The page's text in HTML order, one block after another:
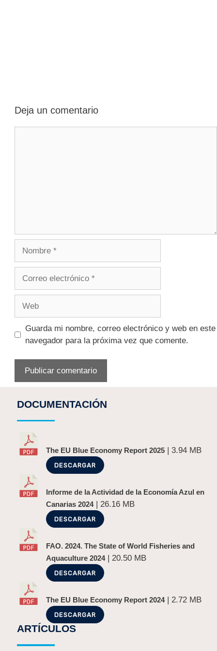
Deja un comentario
Guarda mi nombre, correo electrónico y web en este
navegador para la próxima vez que comente.
DOCUMENTACIÓN
The EU Blue Economy Report 2025 | 3.94 MB
DESCARGAR
Informe de la Actividad de la Economía Azul en
Canarias 2024| 26.16 MB
DESCARGAR
FAO. 2024. The State of World Fisheries and
Aquaculture 2024| 20.50 MB
DESCARGAR
The EU Blue Economy Report 2024| 2.72 MB
DESCARGAR
ARTÍCULOS